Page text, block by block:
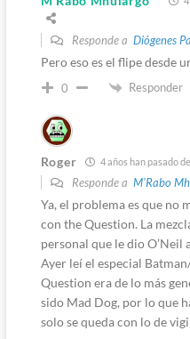
Responde a Diógenes
Pero eso es el flipe desde
0 Responder
Roger 4 años han pasado
Responde a M'Rabo
Ya, el problema es que no
con the Question. La
personal que le dio O’Neil
Ayer leí el especial
Question era de lo más
sido Mad Dog, por lo que
solo se queda con lo de